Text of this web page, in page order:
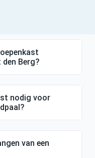
Berg?
nodig voor
van een